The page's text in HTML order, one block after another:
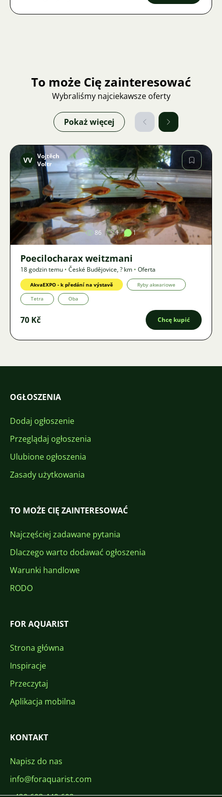
To może Cię zainteresować
Wybraliśmy najciekawsze oferty
Pokaż więcej
Zdjęcie
VV Vojtěch
Voltr
86 1 1
Poecilocharax weitzmani
18 godzin temu • České Budějovice,? km • Oferta
AkvaEXPO - k předání na výstavě Ryby akwariowe
Tetra Oba
70 Kč Chcę kupić
OGŁOSZENIA
Dodaj ogłoszenie
Przeglądaj ogłoszenia
Ulubione ogłoszenia
Zasady użytkowania
TO MOŻE CIĘ ZAINTERESOWAĆ
Najczęściej zadawane pytania
Dlaczego warto dodawać ogłoszenia
Warunki handlowe
RODO
FOR AQUARIST
Strona główna
Inspiracje
Przeczytaj
Aplikacja mobilna
KONTAKT
Napisz do nas
info@foraquarist.com